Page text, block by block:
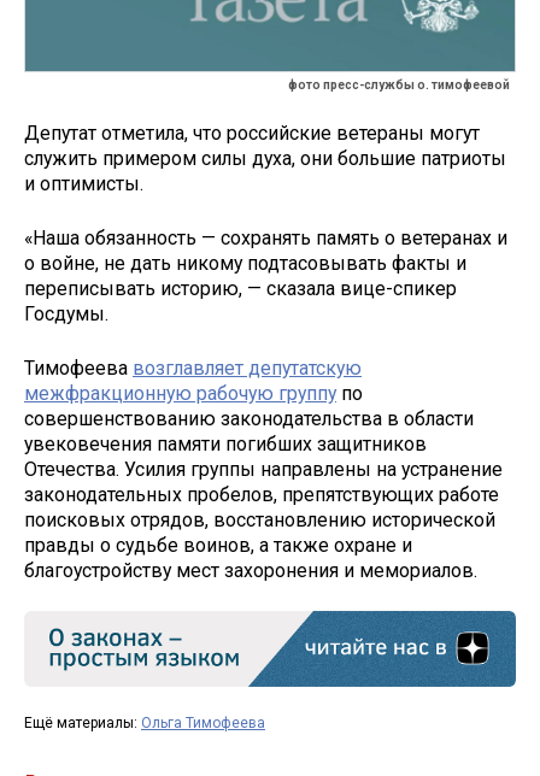
фото пресс-службы о. тимофеевой
Депутат отметила, что российские ветераны могут
служить примером силы духа, они большие патриоты
и оптимисты.
«Наша обязанность — сохранять память о ветеранах и
о войне, не дать никому подтасовывать факты и
переписывать историю, — сказала вице-спикер
Госдумы.
Тимофеева возглавляет депутатскую
межфракционную рабочую группу по
совершенствованию законодательства в области
увековечения памяти погибших защитников
Отечества. Усилия группы направлены на устранение
законодательных пробелов, препятствующих работе
поисковых отрядов, восстановлению исторической
правды о судьбе воинов, а также охране и
благоустройству мест захоронения и мемориалов.
Ещё материалы: Ольга Тимофеева